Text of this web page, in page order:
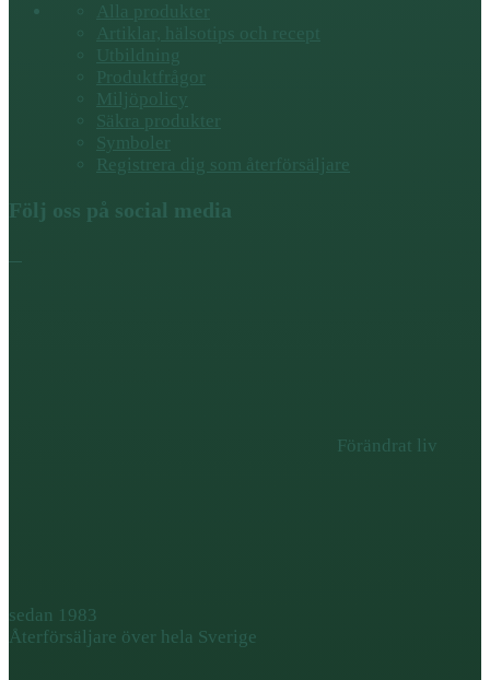
Alla produkter
Artiklar, hälsotips och recept
Utbildning
Produktfrågor
Miljöpolicy
Säkra produkter
Symboler
Registrera dig som återförsäljare
Följ oss på social media
Förändrat liv
sedan 1983
Återförsäljare över hela Sverige